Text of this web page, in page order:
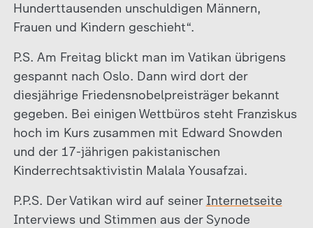
Hunderttausenden unschuldigen Männern,
Frauen und Kindern geschieht“.
P.S. Am Freitag blickt man im Vatikan übrigens
gespannt nach Oslo. Dann wird dort der
diesjährige Friedensnobelpreisträger bekannt
gegeben. Bei einigen Wettbüros steht Franziskus
hoch im Kurs zusammen mit Edward Snowden
und der 17-jährigen pakistanischen
Kinderrechtsaktivistin Malala Yousafzai.
P.P.S. Der Vatikan wird auf seiner Internetseite
Interviews und Stimmen aus der Synode